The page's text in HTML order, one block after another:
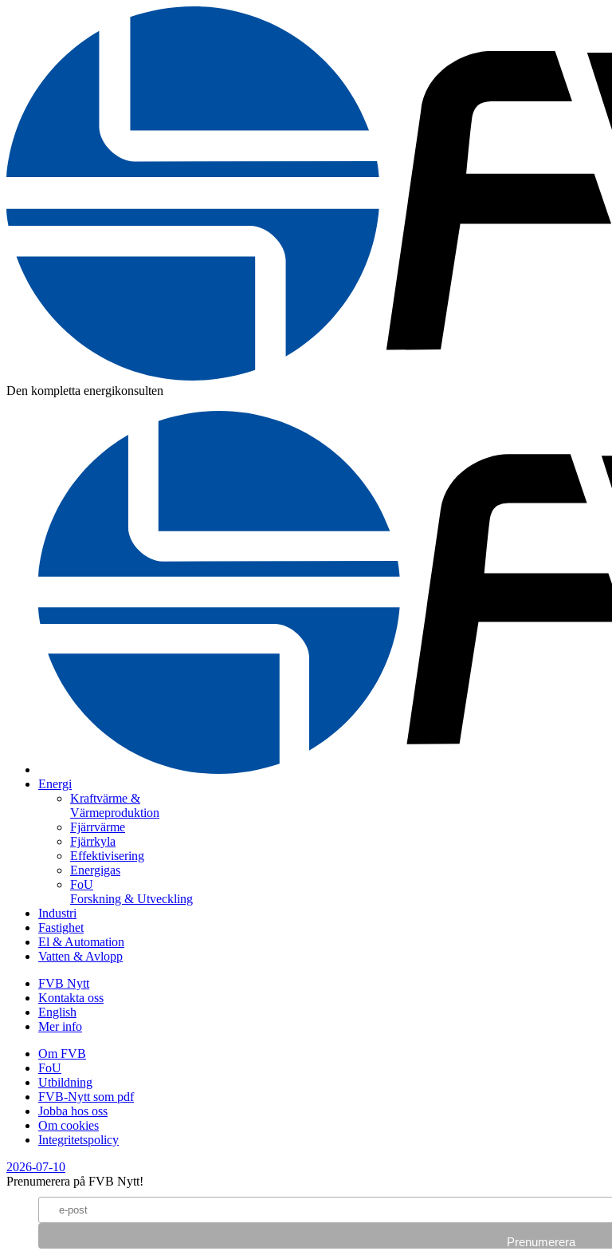
Den kompletta energikonsulten
Energi
Kraftvärme &
Värmeproduktion
Fjärrvärme
Fjärrkyla
Effektivisering
Energigas
FoU
Forskning & Utveckling
Industri
Fastighet
El & Automation
Vatten & Avlopp
FVB Nytt
Kontakta oss
English
Mer info
Om FVB
FoU
Utbildning
FVB-Nytt som pdf
Jobba hos oss
Om cookies
Integritetspolicy
2026-07-10
Prenumerera på FVB Nytt!